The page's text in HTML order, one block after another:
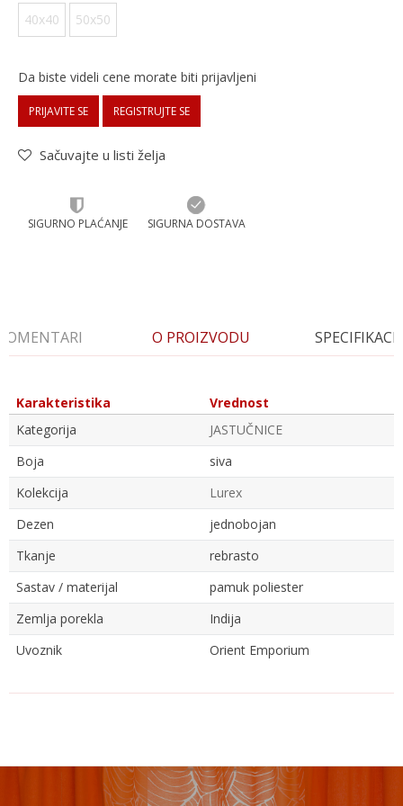
40x40 50x50
Da biste videli cene morate biti prijavljeni
PRIJAVITE SE REGISTRUJTE SE
Sačuvajte u listi želja
SIGURNO PLAĆANJE SIGURNA DOSTAVA
O PROIZVODU
Karakteristika
Vrednost
Kategorija
JASTUČNICE
Boja
siva
Kolekcija
Lurex
Dezen
jednobojan
Tkanje
rebrasto
Sastav / materijal
pamuk poliester
Zemlja porekla
Indija
Uvoznik
Orient Emporium